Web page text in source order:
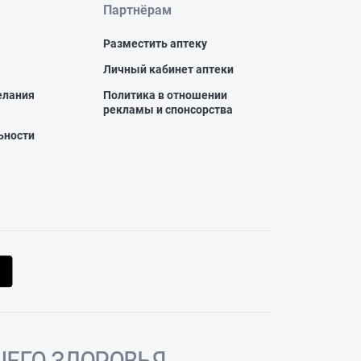
Партнёрам
Разместить аптеку
Личный кабинет аптеки
Политика в отношении
рекламы и спонсорства